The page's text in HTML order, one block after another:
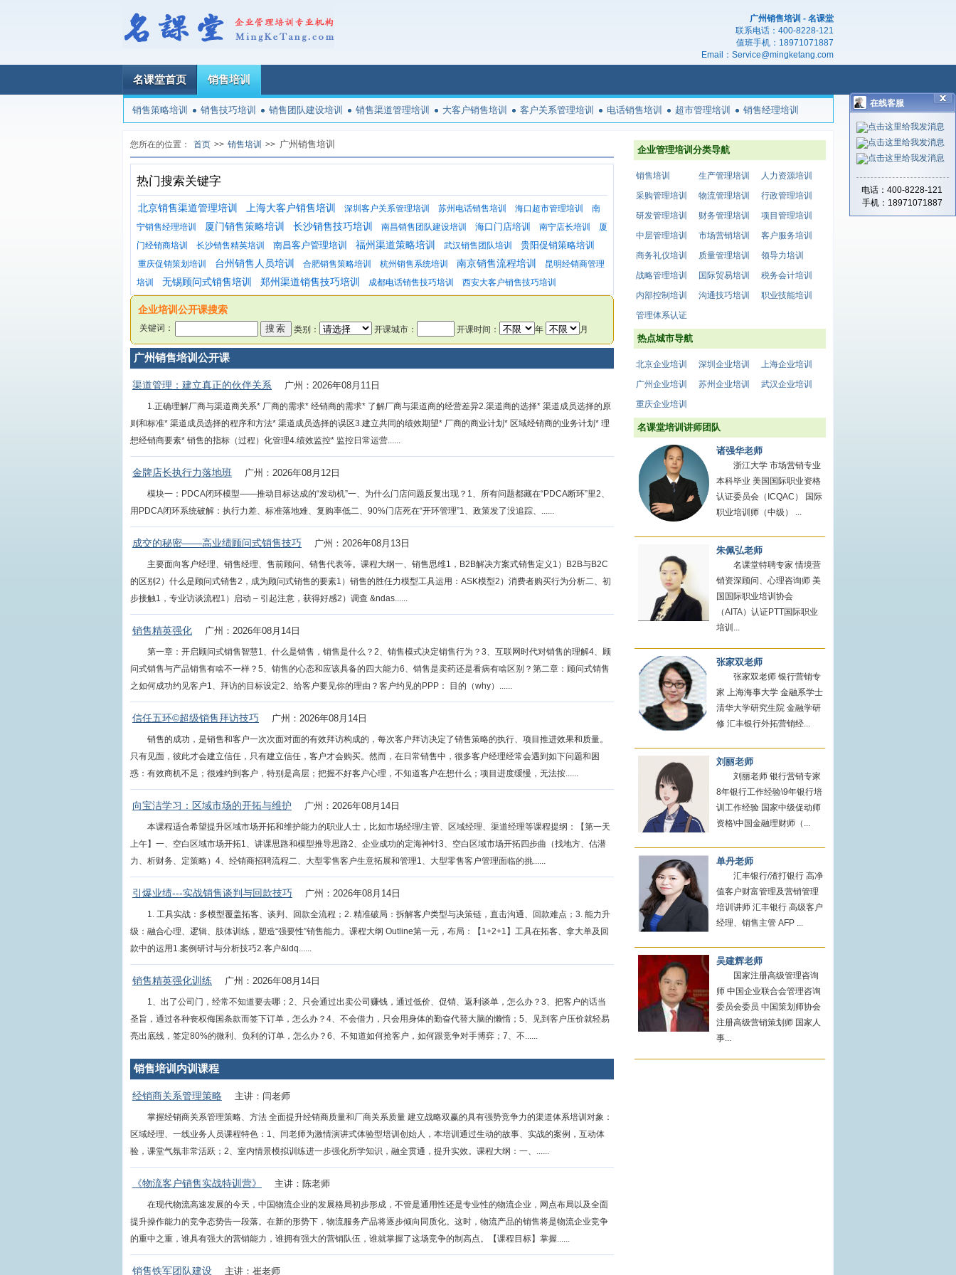
广州销售培训 - 名课堂
联系电话： 400-8228-121
值班手机： 18971071887
Email： Service@mingketang.com
名课堂首页 销售培训
销售策略培训 销售技巧培训 销售团队建设培训 销售渠道管理培训 大客户销售培训 客户关系管理培训 电话销售培训 超市管理培训 销售经理培训
您所在的位置： 首页 >> 销售培训 >> 广州销售培训
热门搜索关键字
北京销售渠道管理培训 上海大客户销售培训 深圳客户关系管理培训 苏州电话销售培训 海口超市管理培训
南
宁销售经理培训
厦门销售策略培训 长沙销售技巧培训 南昌销售团队建设培训 海口门店培训 南宁店长培训
厦
门经销商培训
长沙销售精英培训 南昌客户管理培训 福州渠道策略培训 武汉销售团队培训 贵阳促销策略培训
重庆促销策划培训 台州销售人员培训 合肥销售策略培训 杭州销售系统培训 南京销售流程培训
昆明经销商管理
培训
无锡顾问式销售培训 郑州渠道销售技巧培训 成都电话销售技巧培训 西安大客户销售技巧培训
企业培训公开课搜索
关键词： 类别： 开课城市： 开课时间： 年 月
广州销售培训公开课
渠道管理：建立真正的伙伴关系 广州：2026年08月11日
1.正确理解厂商与渠道商关系* 厂商的需求* 经销商的需求* 了解厂商与渠道商的经营差异2.渠道商的选择* 渠道成员选择的原
则和标准* 渠道成员选择的程序和方法* 渠道成员选择的误区3.建立共同的绩效期望* 厂商的商业计划* 区域经销商的业务计划* 理
想经销商要素* 销售的指标（过程）化管理4.绩效监控* 监控日常运营......
金牌店长执行力落地班 广州：2026年08月12日
模块一：PDCA闭环模型——推动目标达成的“发动机”一、为什么门店问题反复出现？1、所有问题都藏在“PDCA断环”里2、
用PDCA闭环系统破解：执行力差、标准落地难、复购率低二、90%门店死在“开环管理”1、政策发了没追踪、......
成交的秘密——高业绩顾问式销售技巧 广州：2026年08月13日
主要面向客户经理、销售经理、售前顾问、销售代表等。课程大纲一、销售思维1，B2B解决方案式销售定义1）B2B与B2C
的区别2）什么是顾问式销售2，成为顾问式销售的要素1）销售的胜任力模型工具运用：ASK模型2）消费者购买行为分析二、初
步接触1，专业访谈流程1）启动 – 引起注意，获得好感2）调查 &ndas......
销售精英强化 广州：2026年08月14日
第一章：开启顾问式销售智慧1、什么是销售，销售是什么？2、销售模式决定销售行为？3、互联网时代对销售的理解4、顾
问式销售与产品销售有啥不一样？5、销售的心态和应该具备的四大能力6、销售是卖药还是看病有啥区别？第二章：顾问式销售
之如何成功约见客户1、拜访的目标设定2、给客户要见你的理由？客户约见的PPP： 目的（why）......
信任五环©超级销售拜访技巧 广州：2026年08月14日
销售的成功，是销售和客户一次次面对面的有效拜访构成的，每次客户拜访决定了销售策略的执行、项目推进效果和质量。
只有见面，彼此才会建立信任，只有建立信任，客户才会购买。然而，在日常销售中，很多客户经理经常会遇到如下问题和困
惑：有效商机不足；很难约到客户，特别是高层；把握不好客户心理，不知道客户在想什么；项目进度缓慢，无法按......
向宝洁学习：区域市场的开拓与维护 广州：2026年08月14日
本课程适合希望提升区域市场开拓和维护能力的职业人士，比如市场经理/主管、区域经理、渠道经理等课程提纲：【第一天
上午】一、空白区域市场开拓1、讲课思路和模型推导思路2、企业成功的定海神针3、空白区域市场开拓四步曲（找地方、估潜
力、析财务、定策略）4、经销商招聘流程二、大型零售客户生意拓展和管理1、大型零售客户管理面临的挑......
引爆业绩---实战销售谈判与回款技巧 广州：2026年08月14日
1. 工具实战：多模型覆盖拓客、谈判、回款全流程；2. 精准破局：拆解客户类型与决策链，直击沟通、回款难点；3. 能力升
级：融合心理、逻辑、肢体训练，塑造“强要性”销售能力。课程大纲 Outline第一元，布局：【1+2+1】工具在拓客、拿大单及回
款中的运用1.案例研讨与分析技巧2.客户&ldq......
销售精英强化训练 广州：2026年08月14日
1、出了公司门，经常不知道要去哪；2、只会通过出卖公司赚钱，通过低价、促销、返利谈单，怎么办？3、把客户的话当
圣旨，通过各种丧权侮国条款而签下订单，怎么办？4、不会借力，只会用身体的勤奋代替大脑的懒惰；5、见到客户压价就轻易
亮出底线，签定80%的微利、负利的订单，怎么办？6、不知道如何抢客户，如何跟竞争对手博弈；7、不......
销售培训内训课程
经销商关系管理策略 主讲：闫老师
掌握经销商关系管理策略、方法 全面提升经销商质量和厂商关系质量 建立战略双赢的具有强势竞争力的渠道体系培训对象：
区域经理、一线业务人员课程特色：1、闫老师为激情演讲式体验型培训创始人，本培训通过生动的故事、实战的案例，互动体
验，课堂气氛非常活跃；2、室内情景模拟训练进一步强化所学知识，融全贯通，提升实效。课程大纲：一、......
《物流客户销售实战特训营》 主讲：陈老师
在现代物流高速发展的今天，中国物流企业的发展格局初步形成，不管是通用性还是专业性的物流企业，网点布局以及全面
提升操作能力的竞争态势告一段落。在新的形势下，物流服务产品将逐步倾向同质化。这时，物流产品的销售将是物流企业竞争
的重中之重，谁具有强大的营销能力，谁拥有强大的营销队伍，谁就掌握了这场竞争的制高点。【课程目标】掌握......
销售铁军团队建设 主讲：崔老师
企业管理培训分类导航
销售培训 生产管理培训
人力资源培训
采购管理培训
物流管理培训
行政管理培训
研发管理培训
财务管理培训
项目管理培训
中层管理培训
市场营销培训
客户服务培训
商务礼仪培训
质量管理培训
领导力培训
战略管理培训
国际贸易培训
税务会计培训
内部控制培训
沟通技巧培训
职业技能培训
管理体系认证
热点城市导航
北京企业培训 深圳企业培训
上海企业培训
广州企业培训
苏州企业培训
武汉企业培训
重庆企业培训
名课堂培训讲师团队
诸强华老师
浙江大学 市场营销专业
本科毕业 美国国际职业资格
认证委员会（ICQAC） 国际
职业培训师（中级） ...
朱佩弘老师
名课堂特聘专家 情境营
销资深顾问、心理咨询师 美
国国际职业培训协会
（AITA）认证PTT国际职业
培训...
张家双老师
张家双老师 银行营销专
家 上海海事大学 金融系学士
清华大学研究生院 金融学研
修 汇丰银行外拓营销经...
刘丽老师
刘丽老师 银行营销专家
8年银行工作经验\9年银行培
训工作经验 国家中级促动师
资格\中国金融理财师（...
单丹老师
汇丰银行/渣打银行 高净
值客户财富管理及营销管理
培训讲师 汇丰银行 高级客户
经理、销售主管 AFP ...
吴建辉老师
国家注册高级管理咨询
师 中国企业联合会管理咨询
委员会委员 中国策划师协会
注册高级营销策划师 国家人
事...
在线客服
电话：400-8228-121
手机：18971071887